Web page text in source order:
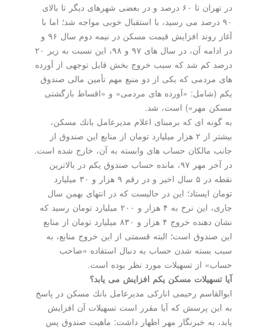
در تهران تا ۶۰ درصد و در بعضی شهرهای دیگر تا بالای
۹۰ درصد می رسید، با استقبال خوبی مواجه شد؛ اما با
آغاز روند افزایش قیمت مسكن در نیمه دوم سال ۹۶ و
در ادامه آن، در سال های ۹۷ و ۹۸، این نسبت به زیر ۲۰
درصد كم شد كه سبب خروج بخش قابل توجهی از آورده
های مردمی كه یكی از دو منبع مهم تأمین مالی صندوق
یكم (شامل: «آورده های مردمی» و «اقساط بازگشتی
مسكن مهر») است، شد.
به گونه ای كه برمبنای اعلام مدیرعامل بانك مسكن،
بیشتر از ۲ هزار میلیارد تومان از منابع این صندوق از
جانب مالكان حساب های وابسته به آن، خارج شده است.
در آخر مهر ۹۷، مانده حساب صندوق یكم در بالاترین
نقطه در ۵ سال اخیر و در رقم ۹ هزار و ۳۰ میلیارد
تومان ایستاد؛ این در حالیست كه در انتهای بهمن سال
جاری، این نرخ به ۴ هزار و ۲۰۰ میلیارد تومان رسید كه
نشان دهنده خروج ۴ هزار و ۸۳۰ میلیارد تومان از منابع
این صندوق است؛ البته قسمتی از این خروج منابع، به
سبب بسته شدن حساب به دنبال استفاده «صاحب
حساب» از تسهیلات مورد نظر بوده است.
آیا تسهیلات مسكن یكم افزایش می یابد؟
ابوالقاسم رحیمی اناركی مدیرعامل بانك مسكن در پاسخ
به این پرسش كه آیا مقرر است تسهیلات آن افزایش
یابد، به خبرنگار مهر اظهار داشت: ماهیت صندوق پس